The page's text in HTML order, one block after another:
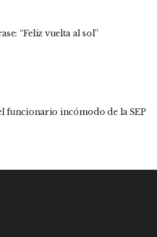
“Feliz vuelta al sol”
funcionario incómodo de la SEP